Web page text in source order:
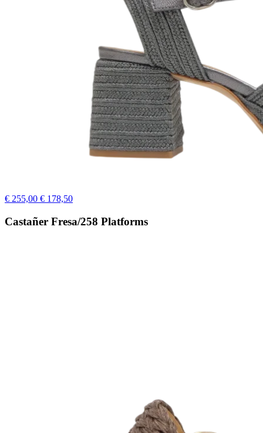
€ 255,00 € 178,50
Castañer Fresa/258 Platforms